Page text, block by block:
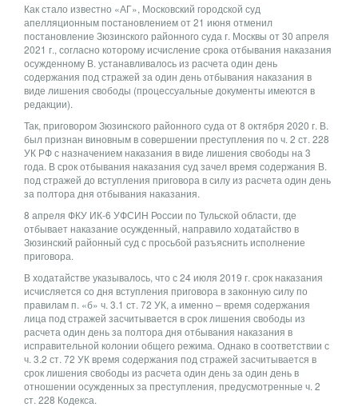
Как стало известно «АГ», Московский городской суд
апелляционным постановлением от 21 июня отменил
постановление Зюзинского районного суда г. Москвы от 30 апреля
2021 г., согласно которому исчисление срока отбывания наказания
осужденному В. устанавливалось из расчета один день
содержания под стражей за один день отбывания наказания в
виде лишения свободы (процессуальные документы имеются в
редакции).
Так, приговором Зюзинского районного суда от 8 октября 2020 г. В.
был признан виновным в совершении преступления по ч. 2 ст. 228
УК РФ с назначением наказания в виде лишения свободы на 3
года. В срок отбывания наказания суд зачел время содержания В.
под стражей до вступления приговора в силу из расчета один день
за полтора дня отбывания наказания.
8 апреля ФКУ ИК-6 УФСИН России по Тульской области, где
отбывает наказание осужденный, направило ходатайство в
Зюзинский районный суд с просьбой разъяснить исполнение
приговора.
В ходатайстве указывалось, что с 24 июля 2019 г. срок наказания
исчисляется со дня вступления приговора в законную силу по
правилам п. «б» ч. 3.1 ст. 72 УК, а именно – время содержания
лица под стражей засчитывается в срок лишения свободы из
расчета один день за полтора дня отбывания наказания в
исправительной колонии общего режима. Однако в соответствии с
ч. 3.2 ст. 72 УК время содержания под стражей засчитывается в
срок лишения свободы из расчета один день за один день в
отношении осужденных за преступления, предусмотренные ч. 2
ст. 228 Кодекса.